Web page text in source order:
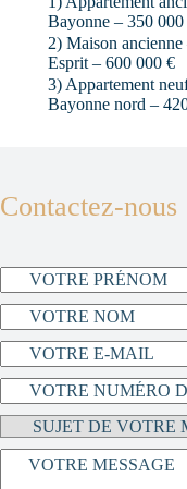
Bayonne – 350 000
2) Maison
Esprit – 600 000 €
3) Appartement
Bayonne nord –
Contactez-nous